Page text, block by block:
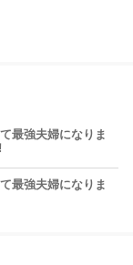
最強夫婦になりま
最強夫婦になりま